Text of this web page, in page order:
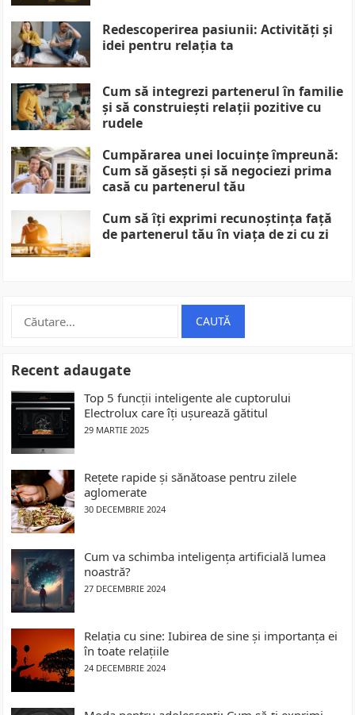
Redescoperirea pasiunii: Activități și
idei pentru relația ta
Cum să integrezi partenerul în familie
și să construiești relații pozitive cu
rudele
Cumpărarea unei locuințe împreună:
Cum să găsești și să negociezi prima
casă cu partenerul tău
Cum să îți exprimi recunoștința față
de partenerul tău în viața de zi cu zi
Caută
Recent adaugate
Top 5 funcții inteligente ale cuptorului
Electrolux care îți ușurează gătitul
29 MARTIE 2025
Rețete rapide și sănătoase pentru zilele
aglomerate
30 DECEMBRIE 2024
Cum va schimba inteligența artificială lumea
noastră?
27 DECEMBRIE 2024
Relația cu sine: Iubirea de sine și importanța ei
în toate relațiile
24 DECEMBRIE 2024